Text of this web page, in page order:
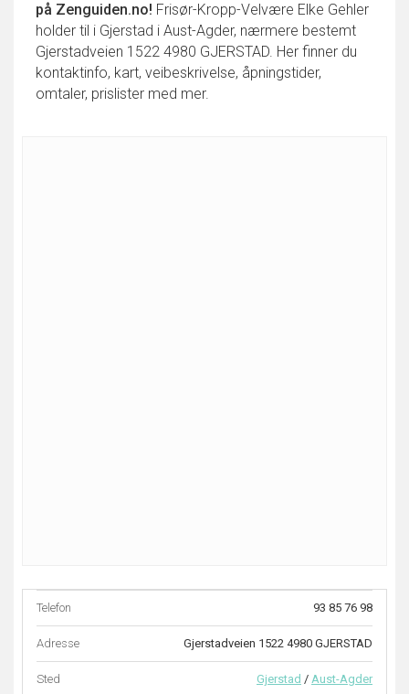
på Zenguiden.no! Frisør-Kropp-Velvære Elke Gehler
holder til i Gjerstad i Aust-Agder, nærmere bestemt
Gjerstadveien 1522 4980 GJERSTAD. Her finner du
kontaktinfo, kart, veibeskrivelse, åpningstider,
omtaler, prislister med mer.
Telefon 93 85 76 98
Adresse Gjerstadveien 1522 4980 GJERSTAD
Sted Gjerstad / Aust-Agder